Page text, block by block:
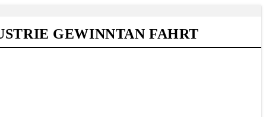
GEWINNTAN FAHRT